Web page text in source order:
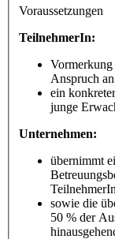
Voraussetzungen
TeilnehmerIn:
Anspruch
ein
junge
Unternehmen:
übernimmt
TeilnehmerIn
sowie die
50 % der